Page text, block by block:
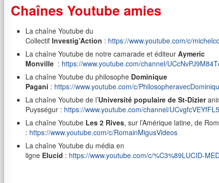
Chaînes Youtube amies
La chaîne Youtube du
Collectif Investig’Action : https://www.youtube.com/c/
La chaîne Youtube de notre camarade et éditeur Aymeric
Monville : https://www.youtube.com/channel/
La chaîne Youtube du philosophe Dominique
Pagani : https://www.youtube.com/c/
La chaîne Youtube de l’Université populaire de St-Dizier
Puysségur : https://www.youtube.com/channel/
La chaîne Youtube Les 2 Rives, sur l’Amérique latine, de
: https://www.youtube.com/c/RomainMigusVideos
La chaîne Youtube du média en
ligne Elucid : https://www.youtube.com/c/%C3%89LUCID-